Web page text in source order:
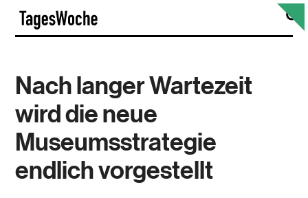
Skip
content
Nach langer Wartezeit
wird die neue
Museumsstrategie
endlich vorgestellt